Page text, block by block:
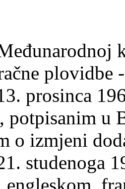
prosinca
potpisanim u
o izmjeni
studenoga